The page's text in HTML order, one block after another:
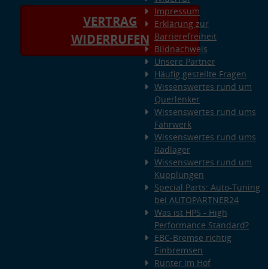
VERTRAG
WIDERRUFEN
Impressum
Erklärung zur
Barrierefreiheit
Bildnachweis
Unsere Partner
Häufig gestellte Fragen
Wissenswertes rund um
Querlenker
Wissenswertes rund ums
Fahrwerk
Wissenswertes rund ums
Radlager
Wissenswertes rund um
Kupplungen
Special Parts: Auto-Tuning
bei AUTOPARTNER24
Was ist HPS - High
Performance Standard?
EBC-Bremse richtig
Einbremsen
Runter im Hof